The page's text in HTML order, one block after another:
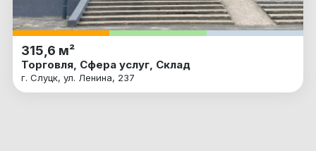
315,6 м²
Торговля, Сфера услуг, Склад
г. Слуцк, ул. Ленина, 237